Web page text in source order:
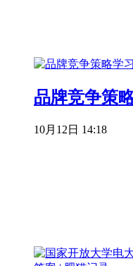
品牌竞争策
10月12日 14:18